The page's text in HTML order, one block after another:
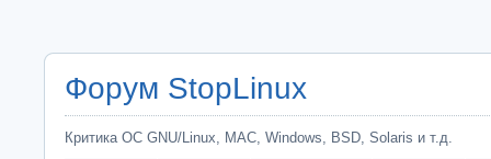
Форум StopLinux
Критика ОС GNU/Linux, MAC, Windows, BSD, Solaris и т.д.